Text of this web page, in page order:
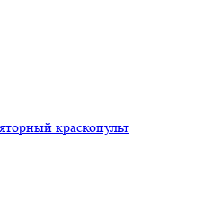
краскопульт